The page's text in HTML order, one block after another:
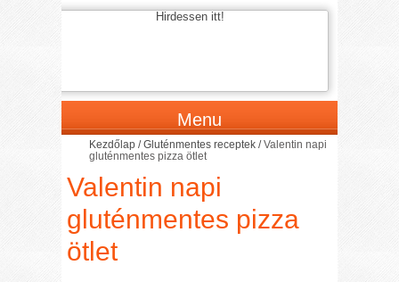
Hirdessen itt!
Menu
Kezdőlap /Gluténmentes receptek /Valentin napi
gluténmentes pizza ötlet
Valentin napi
gluténmentes pizza
ötlet